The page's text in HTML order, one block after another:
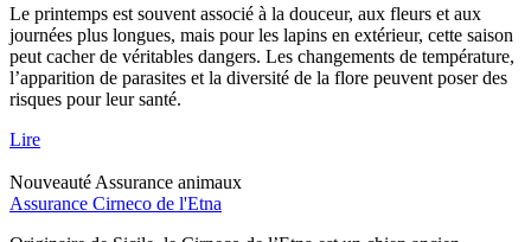
Le printemps est souvent associé à la douceur, aux fleurs et aux
journées plus longues, mais pour les lapins en extérieur, cette saison
peut cacher de véritables dangers. Les changements de température,
l’apparition de parasites et la diversité de la flore peuvent poser des
risques pour leur santé.
Lire
Nouveauté Assurance animaux
Assurance Cirneco de l'Etna